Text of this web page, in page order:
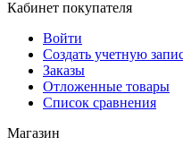
Кабинет покупателя
Войти
Создать учетную
Заказы
Отложенные товары
Список сравнения
Магазин